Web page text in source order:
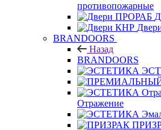
противопожарные
BRANDOORS
Назад
BRANDOORS
Отражение